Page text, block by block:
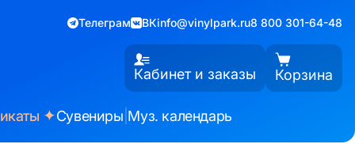
Телеграм ВКinfo@vinylpark.ru8 800 301-64-48
Кабинет и заказы Корзина
✦Сувениры Муз. календарь